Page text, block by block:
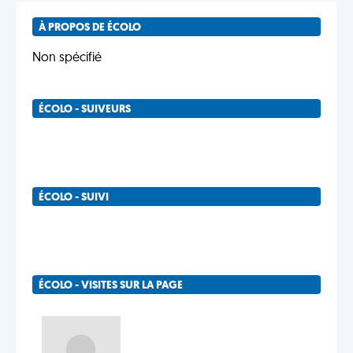
À PROPOS DE ÉCOLO
Non spécifié
ÉCOLO - SUIVEURS
ÉCOLO - SUIVI
ÉCOLO - VISITES SUR LA PAGE